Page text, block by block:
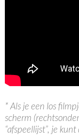
* Als je een los
scherm
“afspeellijst”, je